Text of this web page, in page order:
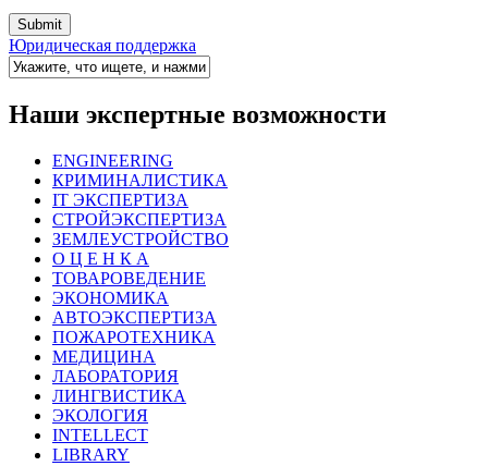
Юридическая поддержка
Наши экспертные возможности
ENGINEERING
КРИМИНАЛИСТИКА
IT ЭКСПЕРТИЗА
СТРОЙЭКСПЕРТИЗА
ЗЕМЛЕУСТРОЙСТВО
О Ц Е Н К А
ТОВАРОВЕДЕНИЕ
ЭКОНОМИКА
АВТОЭКСПЕРТИЗА
ПОЖАРОТЕХНИКА
МЕДИЦИНА
ЛАБОРАТОРИЯ
ЛИНГВИСТИКА
ЭКОЛОГИЯ
INTELLECT
LIBRARY